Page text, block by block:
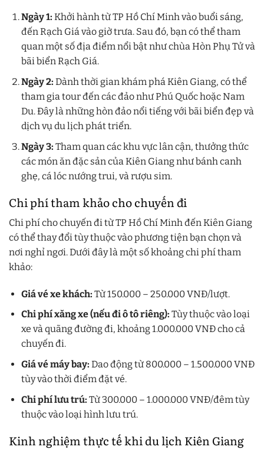
Ngày 1: Khởi hành từ TP Hồ Chí Minh vào buổi sáng,
đến Rạch Giá vào giờ trưa. Sau đó, bạn có thể tham
quan một số địa điểm nổi bật như chùa Hòn Phụ Tử và
bãi biển Rạch Giá.
Ngày 2: Dành thời gian khám phá Kiên Giang, có thể
tham gia tour đến các đảo như Phú Quốc hoặc Nam
Du. Đây là những hòn đảo nổi tiếng với bãi biển đẹp và
dịch vụ du lịch phát triển.
Ngày 3: Tham quan các khu vực lân cận, thưởng thức
các món ăn đặc sản của Kiên Giang như bánh canh
ghẹ, cá lóc nướng trui, và rượu sim.
Chi phí tham khảo cho chuyến đi
Chi phí cho chuyến đi từ TP Hồ Chí Minh đến Kiên Giang
có thể thay đổi tùy thuộc vào phương tiện bạn chọn và
nơi nghỉ ngơi. Dưới đây là một số khoảng chi phí tham
khảo:
Giá vé xe khách: Từ 150.000 – 250.000 VNĐ/lượt.
Chi phí xăng xe (nếu đi ô tô riêng): Tùy thuộc vào loại
xe và quãng đường đi, khoảng 1.000.000 VNĐ cho cả
chuyến đi.
Giá vé máy bay: Dao động từ 800.000 – 1.500.000 VNĐ
tùy vào thời điểm đặt vé.
Chi phí lưu trú: Từ 300.000 – 1.000.000 VNĐ/đêm tùy
thuộc vào loại hình lưu trú.
Kinh nghiệm thực tế khi du lịch Kiên Giang